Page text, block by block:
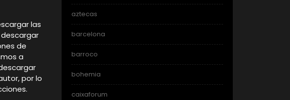
las
de
a
por lo
aztecas
barcelona
barroco
bohemia
caixaforum